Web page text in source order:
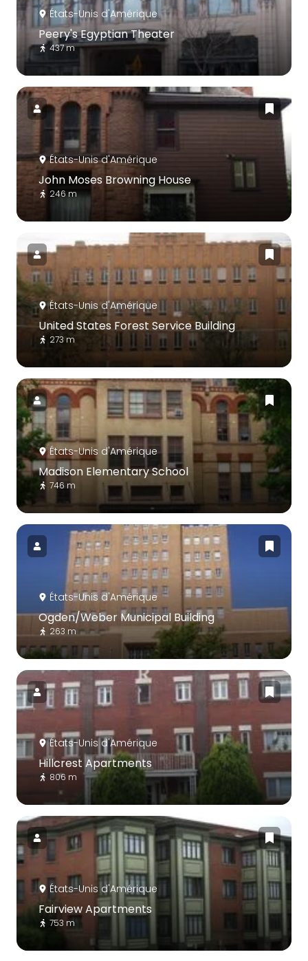
États-Unis d'Amérique
Peery's Egyptian Theater
437 m
États-Unis d'Amérique
John Moses Browning House
246 m
États-Unis d'Amérique
United States Forest Service Building
273 m
États-Unis d'Amérique
Madison Elementary School
746 m
États-Unis d'Amérique
Ogden/Weber Municipal Building
263 m
États-Unis d'Amérique
Hillcrest Apartments
806 m
États-Unis d'Amérique
Fairview Apartments
753 m